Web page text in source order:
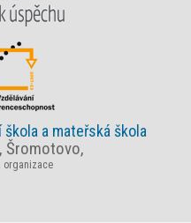
škola a mateřská škola
Šromotovo,
organizace